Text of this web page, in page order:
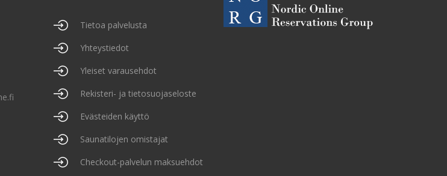
Tietoa palvelusta
Yhteystiedot
Yleiset varausehdot
Rekisteri- ja tietosuojaseloste
Evästeiden käyttö
Saunatilojen omistajat
Checkout-palvelun maksuehdot